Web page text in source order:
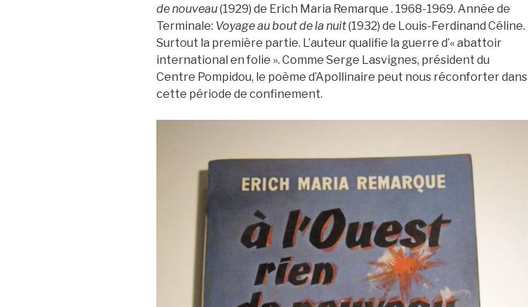
de nouveau(1929) de Erich Maria Remarque . 1968-1969. Année de
Terminale: Voyage aubout de la nuit(1932) de Louis-Ferdinand Céline.
Surtout la première partie. L’auteur qualifie la guerre d’« abattoir
international en folie ». Comme Serge Lasvignes, président du
Centre Pompidou, le poème d’Apollinaire peut nous réconforter dans
cette période de confinement.